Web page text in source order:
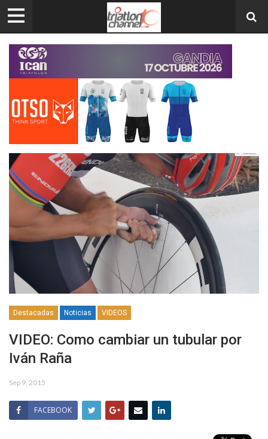
Destacadas Noticias VIDEOS
VIDEO: Como cambiar un tubular por
Iván Raña
Sep 9, 2015
FACEBOOK